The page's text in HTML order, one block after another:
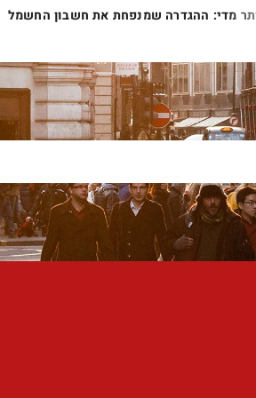
יותר מדי: ההגדרה שמנפחת את חשבון